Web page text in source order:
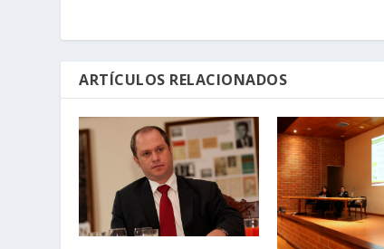
ARTÍCULOS RELACIONADOS